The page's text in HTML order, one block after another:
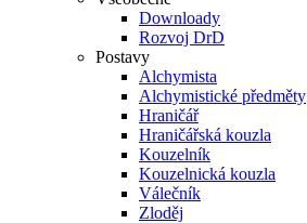
Downloady
Rozvoj DrD
Postavy
Alchymista
Alchymistické předměty
Hraničář
Hraničářská kouzla
Kouzelník
Kouzelnická kouzla
Válečník
Zloděj